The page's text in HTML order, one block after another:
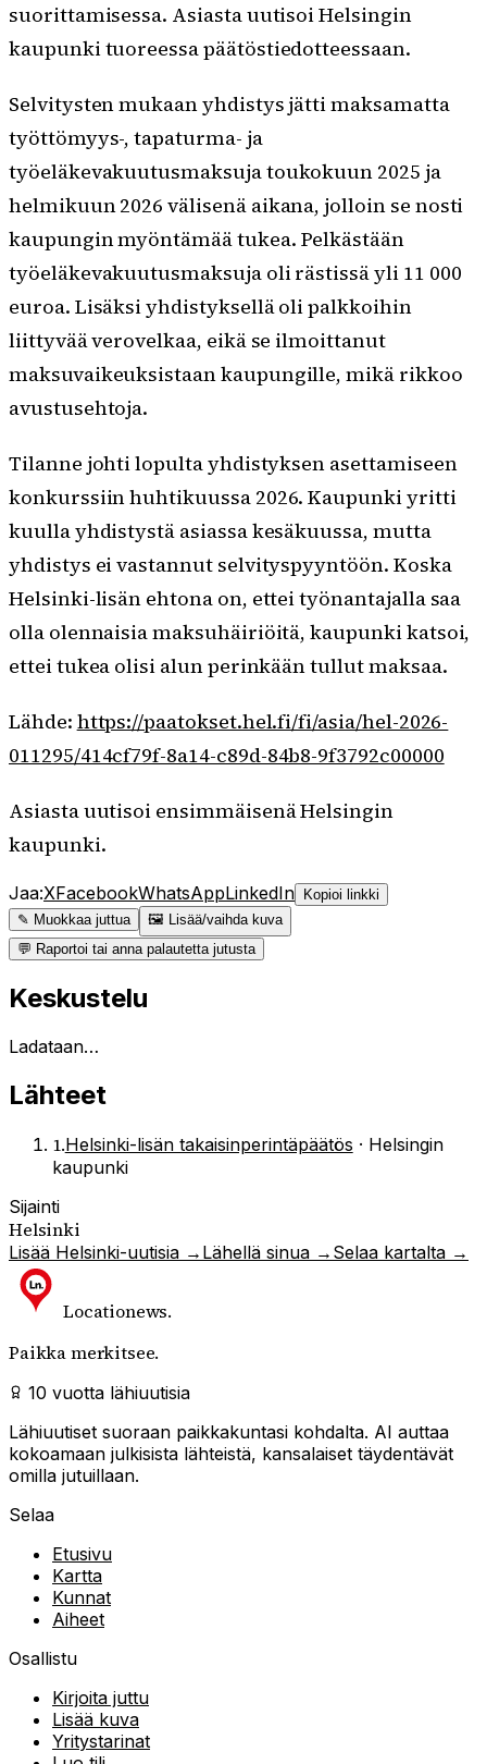
suorittamisessa. Asiasta uutisoi Helsingin
kaupunki tuoreessa päätöstiedotteessaan.
Selvitysten mukaan yhdistys jätti maksamatta
työttömyys-, tapaturma- ja
työeläkevakuutusmaksuja toukokuun 2025 ja
helmikuun 2026 välisenä aikana, jolloin se nosti
kaupungin myöntämää tukea. Pelkästään
työeläkevakuutusmaksuja oli rästissä yli 11 000
euroa. Lisäksi yhdistyksellä oli palkkoihin
liittyvää verovelkaa, eikä se ilmoittanut
maksuvaikeuksistaan kaupungille, mikä rikkoo
avustusehtoja.
Tilanne johti lopulta yhdistyksen asettamiseen
konkurssiin huhtikuussa 2026. Kaupunki yritti
kuulla yhdistystä asiassa kesäkuussa, mutta
yhdistys ei vastannut selvityspyyntöön. Koska
Helsinki-lisän ehtona on, ettei työnantajalla saa
olla olennaisia maksuhäiriöitä, kaupunki katsoi,
ettei tukea olisi alun perinkään tullut maksaa.
Lähde: https://paatokset.hel.fi/fi/asia/hel-2026-
011295/414cf79f-8a14-c89d-84b8-9f3792c00000
Asiasta uutisoi ensimmäisenä Helsingin
kaupunki.
Jaa:XFacebookWhatsAppLinkedIn
Kopioi linkki
✎ Muokkaa juttua
🖼 Lisää/vaihda kuva
💬 Raportoi tai anna palautetta jutusta
Keskustelu
Ladataan…
Lähteet
1.Helsinki-lisän takaisinperintäpäätös · Helsingin
kaupunki
Sijainti
Helsinki
Lisää Helsinki-uutisia → Lähellä sinua → Selaa kartalta →
Locationews.
Paikka merkitsee.
10 vuotta lähiuutisia
Lähiuutiset suoraan paikkakuntasi kohdalta. AI auttaa
kokoamaan julkisista lähteistä, kansalaiset täydentävät
omilla jutuillaan.
Selaa
Etusivu
Kartta
Kunnat
Aiheet
Osallistu
Kirjoita juttu
Lisää kuva
Yritystarinat